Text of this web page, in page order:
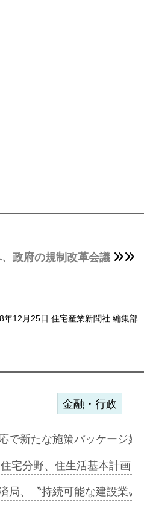
政府の規制改革会議
年12月25日 住宅産業新聞社 編集部
金融・行政
で新たな施策パッケージ始
住宅分野、住生活基本計画
局、〝持続可能な建設業〟